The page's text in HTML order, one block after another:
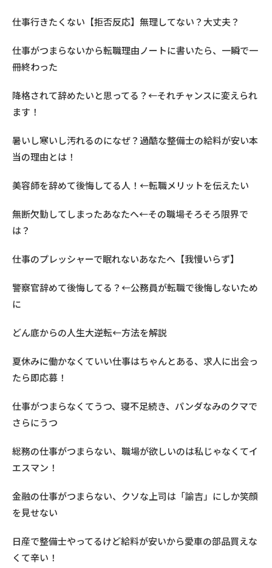
仕事行きたくない【拒否反応】無理してない？大丈夫？
仕事がつまらないから転職理由ノートに書いたら、一瞬で一
冊終わった
降格されて辞めたいと思ってる？←それチャンスに変えられ
ます！
暑いし寒いし汚れるのになぜ？過酷な整備士の給料が安い本
当の理由とは！
美容師を辞めて後悔してる人！←転職メリットを伝えたい
無断欠勤してしまったあなたへ←その職場そろそろ限界で
は？
仕事のプレッシャーで眠れないあなたへ【我慢いらず】
警察官辞めて後悔してる？←公務員が転職で後悔しないため
に
どん底からの人生大逆転←方法を解説
夏休みに働かなくていい仕事はちゃんとある、求人に出会っ
たら即応募！
仕事がつまらなくてうつ、寝不足続き、パンダなみのクマで
さらにうつ
総務の仕事がつまらない、職場が欲しいのは私じゃなくてイ
エスマン！
金融の仕事がつまらない、クソな上司は「諭吉」にしか笑顔
を見せない
日産で整備士やってるけど給料が安いから愛車の部品買えな
くて辛い！